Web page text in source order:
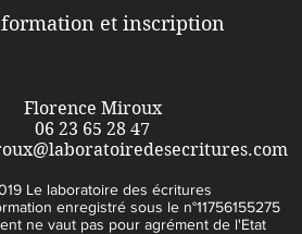
du 22
et inscription
Florence Miroux
06 23 65 28 47
Le laboratoire des écritures
enregistré sous le n°11756155275
ne vaut pas pour agrément de l'Etat